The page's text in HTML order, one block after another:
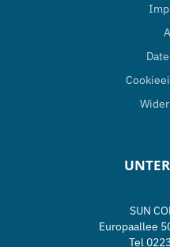
SUN
Europaallee
Tel